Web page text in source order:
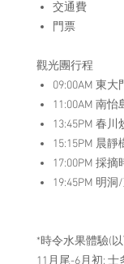
交通費
門票
觀光團行程
09:00AM 東大
11:00AM 南怡
13:45PM 春川
15:15PM 晨靜
17:00PM 採
19:45PM 明
*時令水果體驗(